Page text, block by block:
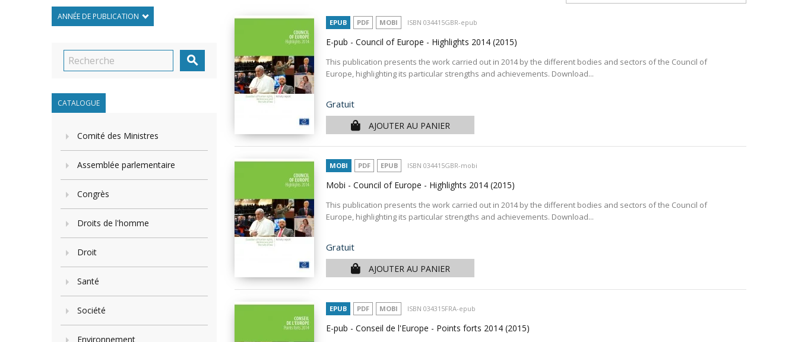
ANNÉE DE PUBLICATION

CATALOGUE
Comité des Ministres
Assemblée parlementaire
Congrès
Droits de l'homme
Droit
Santé
Société
Environnement
EPUB PDF MOBI ISBN 034415GBR-epub
E-pub - Council of Europe - Highlights 2014 (2015)
This publication presents the work carried out in 2014 by the different bodies and sectors of the Council of
Europe, highlighting its particular strengths and achievements. Download...
Prix
Gratuit
AJOUTER AU PANIER
MOBI PDF EPUB ISBN 034415GBR-mobi
Mobi - Council of Europe - Highlights 2014 (2015)
This publication presents the work carried out in 2014 by the different bodies and sectors of the Council of
Europe, highlighting its particular strengths and achievements. Download...
Prix
Gratuit
AJOUTER AU PANIER
EPUB PDF MOBI ISBN 034315FRA-epub
E-pub - Conseil de l'Europe - Points forts 2014 (2015)